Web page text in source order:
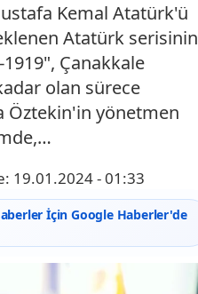
Kemal Atatürk'ü
Atatürk serisinin
Çanakkale
olan sürece
Öztekin'in yönetmen
19.01.2024 - 01:33
İçin Google Haberler'de